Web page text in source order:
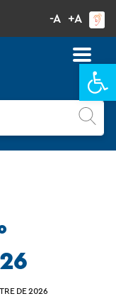
-A +A
DE 2026